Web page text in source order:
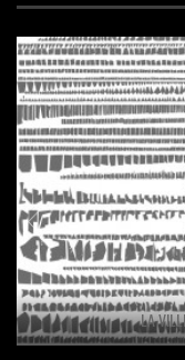
LA